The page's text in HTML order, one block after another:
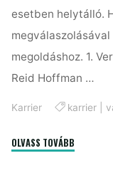
esetben helytálló.
megoldáshoz. 1.
Reid Hoffman …
Karrier karrier|
OLVASS TOVÁBB